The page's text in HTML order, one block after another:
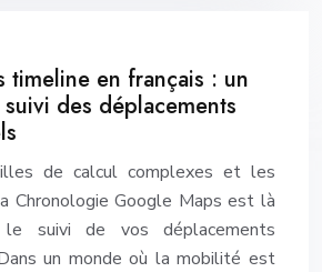
timeline en français : un
des déplacements
de calcul complexes et les
Chronologie Google Maps est là
suivi de vos déplacements
un monde où la mobilité est